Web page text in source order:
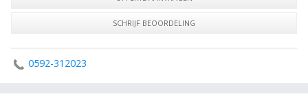
SCHRIJF BEOORDELING
0592-312023